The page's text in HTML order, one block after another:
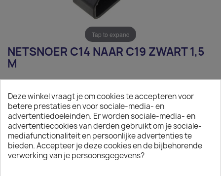
Tap to expand
NETSNOER C14 NAAR C19 ZWART 1,5
M
Exclusief belasting
Netsnoer C14 naar C19 zwart 1,5 m
Aantal
 IN WINKELWAGEN
Deze winkel vraagt je om cookies te accepteren voor
betere prestaties en voor sociale-media- en
advertentiedoeleinden. Er worden sociale-media- en
advertentiecookies van derden gebruikt om je sociale-
mediafunctionaliteit en persoonlijke advertenties te
bieden. Accepteer je deze cookies en de bijbehorende
verwerking van je persoonsgegevens?